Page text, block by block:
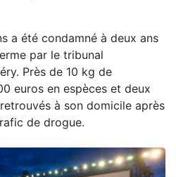
a été condamné à deux ans
par le tribunal
Près de 10 kg de
euros en espèces et deux
à son domicile après
de drogue.